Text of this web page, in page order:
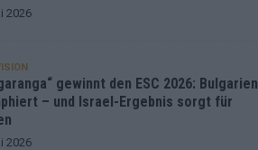
2026
gewinnt den ESC 2026: Bulgarien
– und Israel-Ergebnis sorgt für
2026